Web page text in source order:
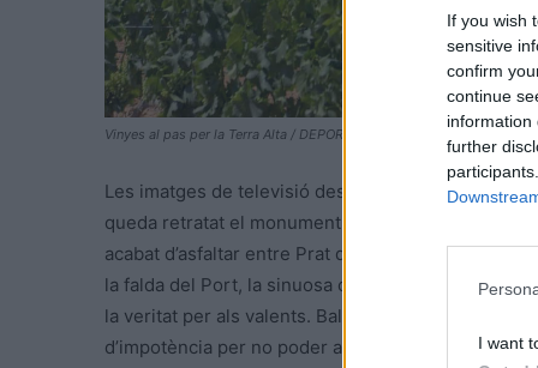
If you wish
sensitive
confirm
continue
information
further
I want
Vinyes al pas per la Terra Alta / DEPORINTER
Les imatges de televisió des de l’helicòpter se
queda retratat el monument franquista del riu i
acabat d’asfaltar entre Prat de Comte i Paüls, que
la falda del Port, la sinuosa carretera que puja fins
la veritat per als valents. Balderstone, en creuar
d’impotència per no poder apretar més per culpa